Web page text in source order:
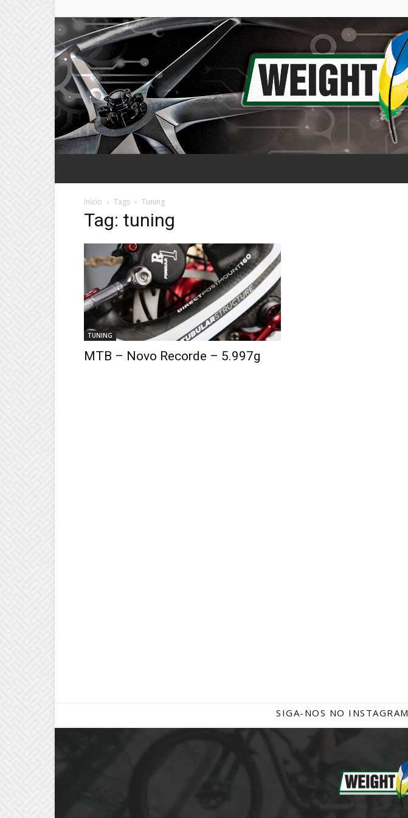
Início Tags Tuning
Tag: tuning
TUNING
MTB – Novo Recorde – 5.997g
SIGA-NOS NO INSTAGRAM